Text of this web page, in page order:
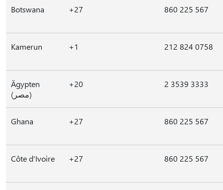
Botswana +27 860 225 567
Kamerun +1 212 824 0758
Ägypten
(مصر)
+20 2 3539 3333
Ghana +27 860 225 567
Côte d'Ivoire +27 860 225 567